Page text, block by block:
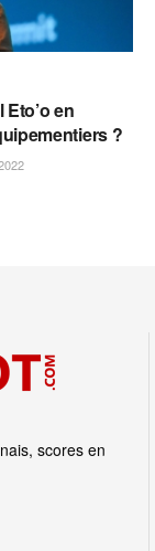
en
?
scores en